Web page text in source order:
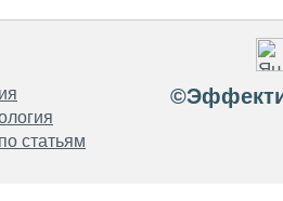
статьям